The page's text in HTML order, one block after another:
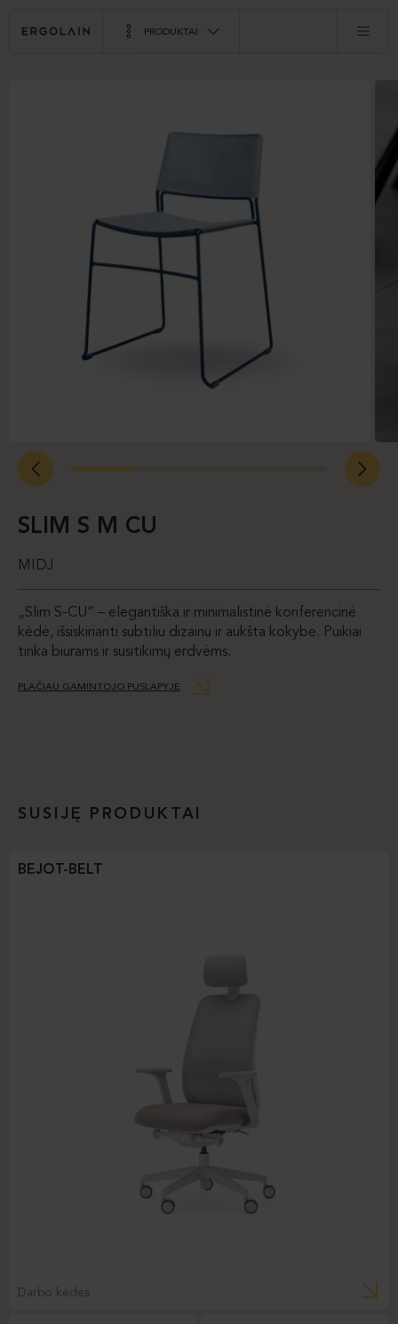
PRODUKTAI
SLIM S M CU
MIDJ
„Slim S-CU“ – elegantiška ir minimalistinė konferencinė
kėdė, išsiskirianti subtiliu dizainu ir aukšta kokybe. Puikiai
tinka biurams ir susitikimų erdvėms.
PLAČIAU GAMINTOJO PUSLAPYJE
SUSIJĘ PRODUKTAI
BEJOT-BELT
Darbo kėdės